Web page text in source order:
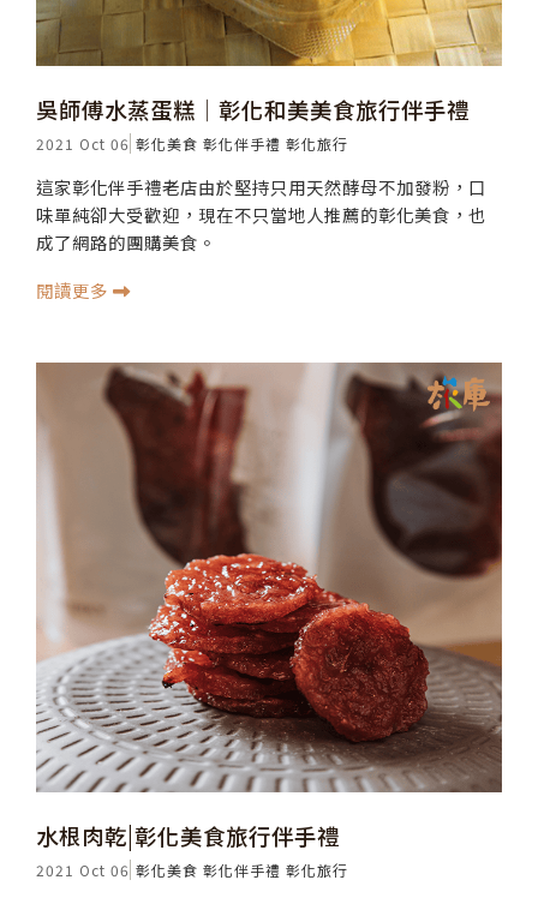
吳師傅水蒸蛋糕│彰化和美美食旅行伴手禮
2021 Oct 06 彰化美食 彰化伴手禮 彰化旅行
這家彰化伴手禮老店由於堅持只用天然酵母不加發粉，口
味單純卻大受歡迎，現在不只當地人推薦的彰化美食，也
成了網路的團購美食。
閱讀更多
水根肉乾|彰化美食旅行伴手禮
2021 Oct 06 彰化美食 彰化伴手禮 彰化旅行